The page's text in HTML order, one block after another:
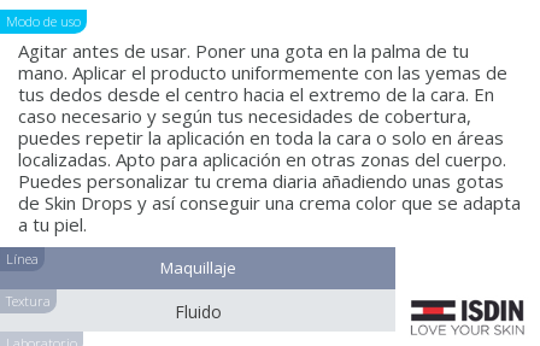
Modo de uso
Agitar antes de usar. Poner una gota en la palma de tu
mano. Aplicar el producto uniformemente con las yemas de
tus dedos desde el centro hacia el extremo de la cara. En
caso necesario y según tus necesidades de cobertura,
puedes repetir la aplicación en toda la cara o solo en áreas
localizadas. Apto para aplicación en otras zonas del cuerpo.
Puedes personalizar tu crema diaria añadiendo unas gotas
de Skin Drops y así conseguir una crema color que se adapta
a tu piel.
Línea Maquillaje
Textura Fluido